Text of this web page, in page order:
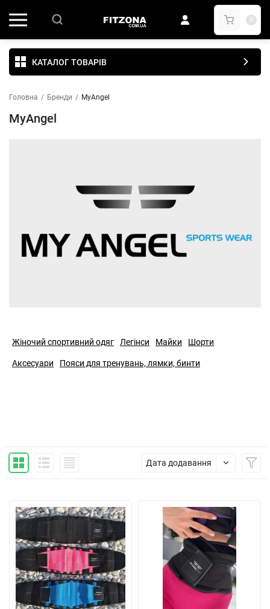
0
КАТАЛОГ ТОВАРІВ
Головна / Бренди / MyAngel
MyAngel
Жіночий спортивний одяг Легінси Майки Шорти
Аксесуари Пояси для тренувань, лямки, бинти
Дата додавання